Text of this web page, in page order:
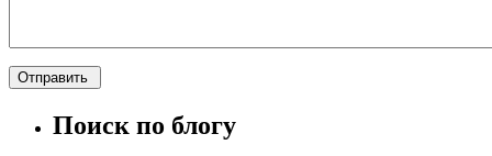
Поиск по блогу